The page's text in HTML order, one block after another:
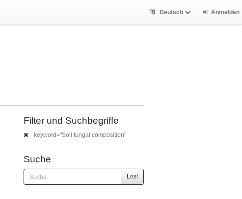
Deutsch Anmelden
Filter und Suchbegriffe
keyword="Soil fungal composition"
Suche
Los!